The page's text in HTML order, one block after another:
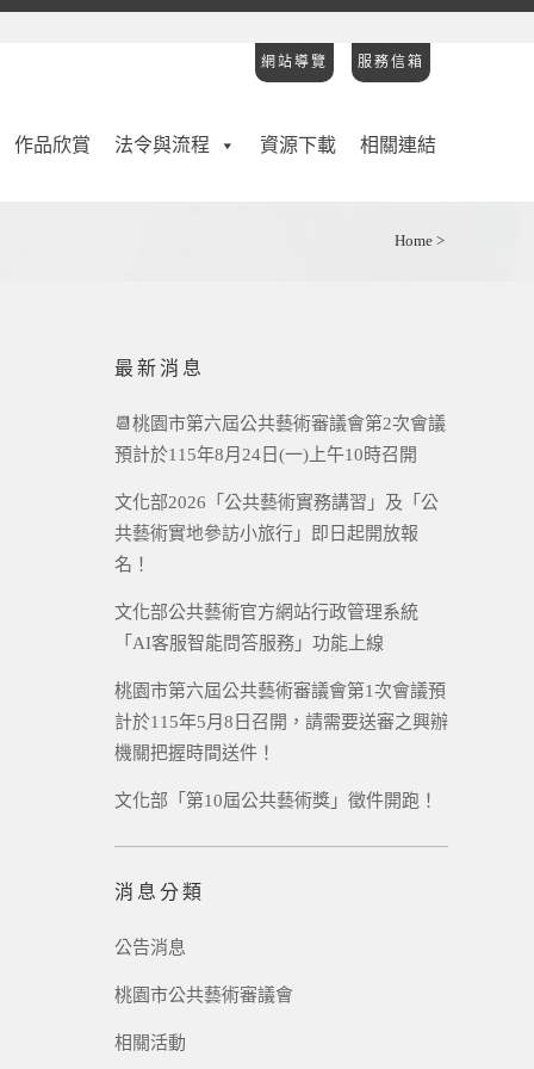
網站導覽 服務信箱
作品欣賞 法令與流程 資源下載 相關連結
Home >
最新消息
📆桃園市第六屆公共藝術審議會第2次會議
預計於115年8月24日(一)上午10時召開
文化部2026「公共藝術實務講習」及「公
共藝術實地參訪小旅行」即日起開放報
名！
文化部公共藝術官方網站行政管理系統
「AI客服智能問答服務」功能上線
桃園市第六屆公共藝術審議會第1次會議預
計於115年5月8日召開，請需要送審之興辦
機關把握時間送件！
文化部「第10屆公共藝術獎」徵件開跑！
消息分類
公告消息
桃園市公共藝術審議會
相關活動